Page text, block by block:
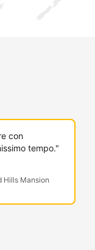
con
tempo."
Hills Mansion